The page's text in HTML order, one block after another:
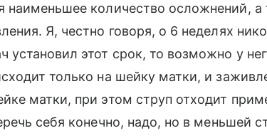
наименьшее количество осложнений, а
Я, честно говоря, о 6 неделях
этот срок, то возможно у
только на шейку матки, и
матки, при этом струп отходит
себя конечно, надо, но в меньшей